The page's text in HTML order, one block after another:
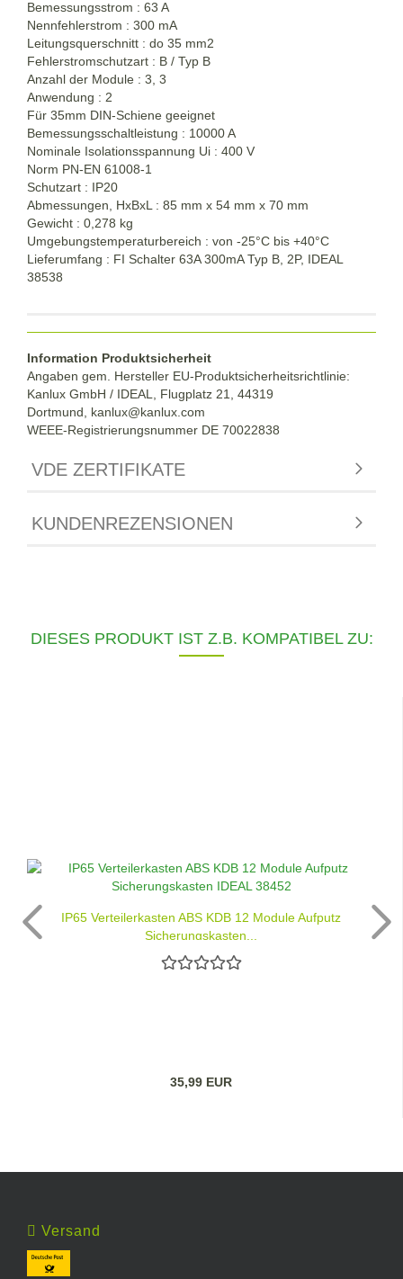
Bemessungsstrom : 63 A
Nennfehlerstrom : 300 mA
Leitungsquerschnitt : do 35 mm2
Fehlerstromschutzart : B / Typ B
Anzahl der Module : 3, 3
Anwendung : 2
Für 35mm DIN-Schiene geeignet
Bemessungsschaltleistung : 10000 A
Nominale Isolationsspannung Ui : 400 V
Norm PN-EN 61008-1
Schutzart : IP20
Abmessungen, HxBxL : 85 mm x 54 mm x 70 mm
Gewicht : 0,278 kg
Umgebungstemperaturbereich : von -25°C bis +40°C
Lieferumfang : FI Schalter 63A 300mA Typ B, 2P, IDEAL
38538
Information Produktsicherheit
Angaben gem. Hersteller EU-Produktsicherheitsrichtlinie:
Kanlux GmbH / IDEAL, Flugplatz 21, 44319
Dortmund, kanlux@kanlux.com
WEEE-Registrierungsnummer DE 70022838
VDE ZERTIFIKATE
KUNDENREZENSIONEN
DIESES PRODUKT IST Z.B. KOMPATIBEL ZU:
IP65 Verteilerkasten ABS KDB 12 Module Aufputz
Sicherungskasten...
35,99 EUR
Versand